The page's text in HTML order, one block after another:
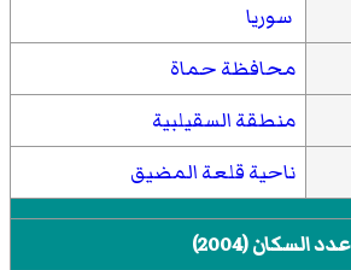
سوريا
محافظة حماة
منطقة السقيلبية
ناحية قلعة المضيق
عدد السكان (2004)